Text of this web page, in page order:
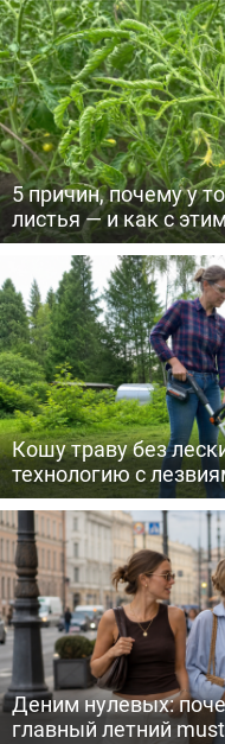
5 причин, почему у
листья — и как с
Кошу траву без
технологию с
Деним нулевых:
главный летний